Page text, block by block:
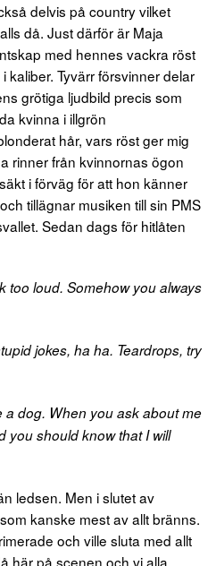
delvis på country vilket
då. Just därför är Maja
med hennes vackra röst
kaliber. Tyvärr försvinner delar
grötiga ljudbild precis som
kvinna i illgrön
hår, vars röst ger mig
rinner från kvinnornas ögon
i förväg för att hon känner
tillägnar musiken till sin PMS
Sedan dags för hitlåten
too loud. Somehow you always
jokes, ha ha. Teardrops, try
a dog. When you ask about me
you should know that I will
ledsen. Men i slutet av
kanske mest av allt bränns.
och ville sluta med allt
här på scenen och vi alla